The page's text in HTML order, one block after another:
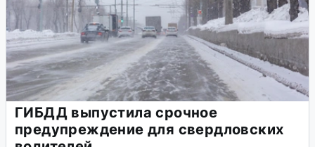
ГИБДД выпустила срочное
предупреждение для свердловских